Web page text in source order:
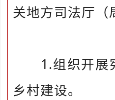
关地方司法厅（
1.组织开展宪
乡村建设。